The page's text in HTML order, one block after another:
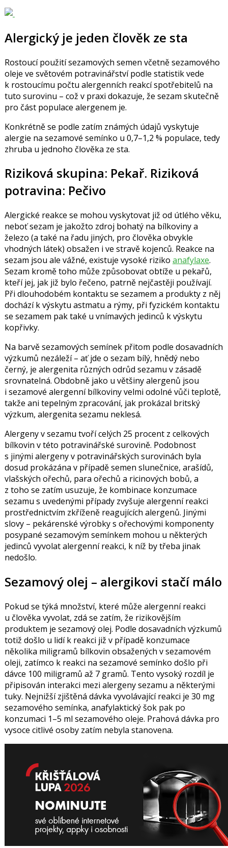
Alergický je jeden člověk ze sta
Rostoucí použití sezamových semen včetně sezamového
oleje ve světovém potravinářství podle statistik vede
k rostoucímu počtu alergenních reakcí spotřebitelů na
tuto surovinu – což v praxi dokazuje, že sezam skutečně
pro část populace alergenem je.
Konkrétně se podle zatím známých údajů vyskytuje
alergie na sezamové semínko u 0,7–1,2 % populace, tedy
zhruba u jednoho člověka ze sta.
Riziková skupina: Pekař. Riziková
potravina: Pečivo
Alergické reakce se mohou vyskytovat již od útlého věku,
neboť sezam je jakožto zdroj bohatý na bílkoviny a
železo (a také na řadu jiných, pro člověka obvykle
vhodných látek) obsažen i ve stravě kojenců. Reakce na
sezam jsou ale vážné, existuje vysoké riziko anafylaxe.
Sezam kromě toho může způsobovat obtíže u pekařů,
kteří jej, jak již bylo řečeno, patrně nejčastěji používají.
Při dlouhodobém kontaktu se sezamem a produkty z něj
dochází k výskytu astmatu a rýmy, při fyzickém kontaktu
se sezamem pak také u vnímavých jedinců k výskytu
kopřivky.
Na barvě sezamových semínek přitom podle dosavadních
výzkumů nezáleží – ať jde o sezam bílý, hnědý nebo
černý, je alergenita různých odrůd sezamu v zásadě
srovnatelná. Obdobně jako u většiny alergenů jsou
i sezamové alergenní bílkoviny velmi odolné vůči teplotě,
takže ani tepelným zpracování, jak prokázal britský
výzkum, alergenita sezamu neklesá.
Alergeny v sezamu tvoří celých 25 procent z celkových
bílkovin v této potravinářské surovině. Podobnost
s jinými alergeny v potravinářských surovinách byla
dosud prokázána v případě semen slunečnice, arašídů,
vlašských ořechů, para ořechů a ricinových bobů, a
z toho se zatím usuzuje, že kombinace konzumace
sezamu s uvedenými případy zvyšuje alergenní reakci
prostřednictvím zkříženě reagujících alergenů. Jinými
slovy – pekárenské výrobky s ořechovými komponenty
posypané sezamovým semínkem mohou u některých
jedinců vyvolat alergenní reakci, k níž by třeba jinak
nedošlo.
Sezamový olej – alergikovi stačí málo
Pokud se týká množství, které může alergenní reakci
u člověka vyvolat, zdá se zatím, že rizikovějším
produktem je sezamový olej. Podle dosavadních výzkumů
totiž došlo u lidí k reakci již v případě konzumace
několika miligramů bílkovin obsažených v sezamovém
oleji, zatímco k reakci na sezamové semínko došlo při
dávce 100 miligramů až 7 gramů. Tento vysoký rozdíl je
připisován interakci mezi alergeny sezamu a některými
tuky. Nejnižší zjištěná dávka vyvolávající reakci je 30 mg
sezamového semínka, anafylaktický šok pak po
konzumaci 1–5 ml sezamového oleje. Prahová dávka pro
vysoce citlivé osoby zatím nebyla stanovena.